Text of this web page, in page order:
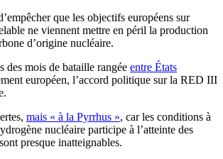
que les objectifs européens sur
ne viennent mettre en péril la production
d’origine nucléaire.
des mois de bataille rangée entre États
européen, l’accord politique sur la RED III
mais « à la Pyrrhus », car les conditions à
nucléaire participe à l’atteinte des
presque inatteignables.